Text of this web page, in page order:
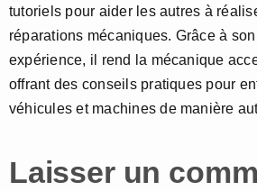
tutoriels pour aider les autres à
réparations mécaniques. Grâce à
expérience, il rend la mécanique
offrant des conseils pratiques pour
véhicules et machines de manière
Laisser un